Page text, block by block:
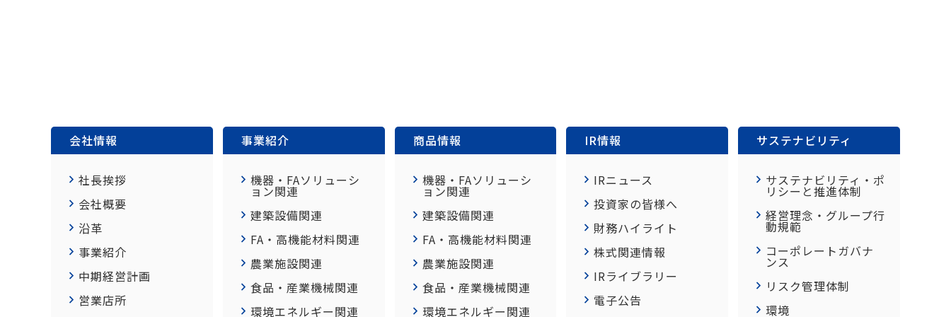
会社情報
社長挨拶
会社概要
沿革
事業紹介
中期経営計画
営業店所
事業紹介
機器・FAソリューシ
ョン関連
建築設備関連
FA・高機能材料関連
農業施設関連
食品・産業機械関連
環境エネルギー関連
商品情報
機器・FAソリューシ
ョン関連
建築設備関連
FA・高機能材料関連
農業施設関連
食品・産業機械関連
環境エネルギー関連
IR情報
IRニュース
投資家の皆様へ
財務ハイライト
株式関連情報
IRライブラリー
電子公告
サステナビリティ
サステナビリティ・ポ
リシーと推進体制
経営理念・グループ行
動規範
コーポレートガバナ
ンス
リスク管理体制
環境